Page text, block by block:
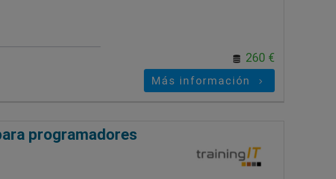
260 €
Más información
programadores